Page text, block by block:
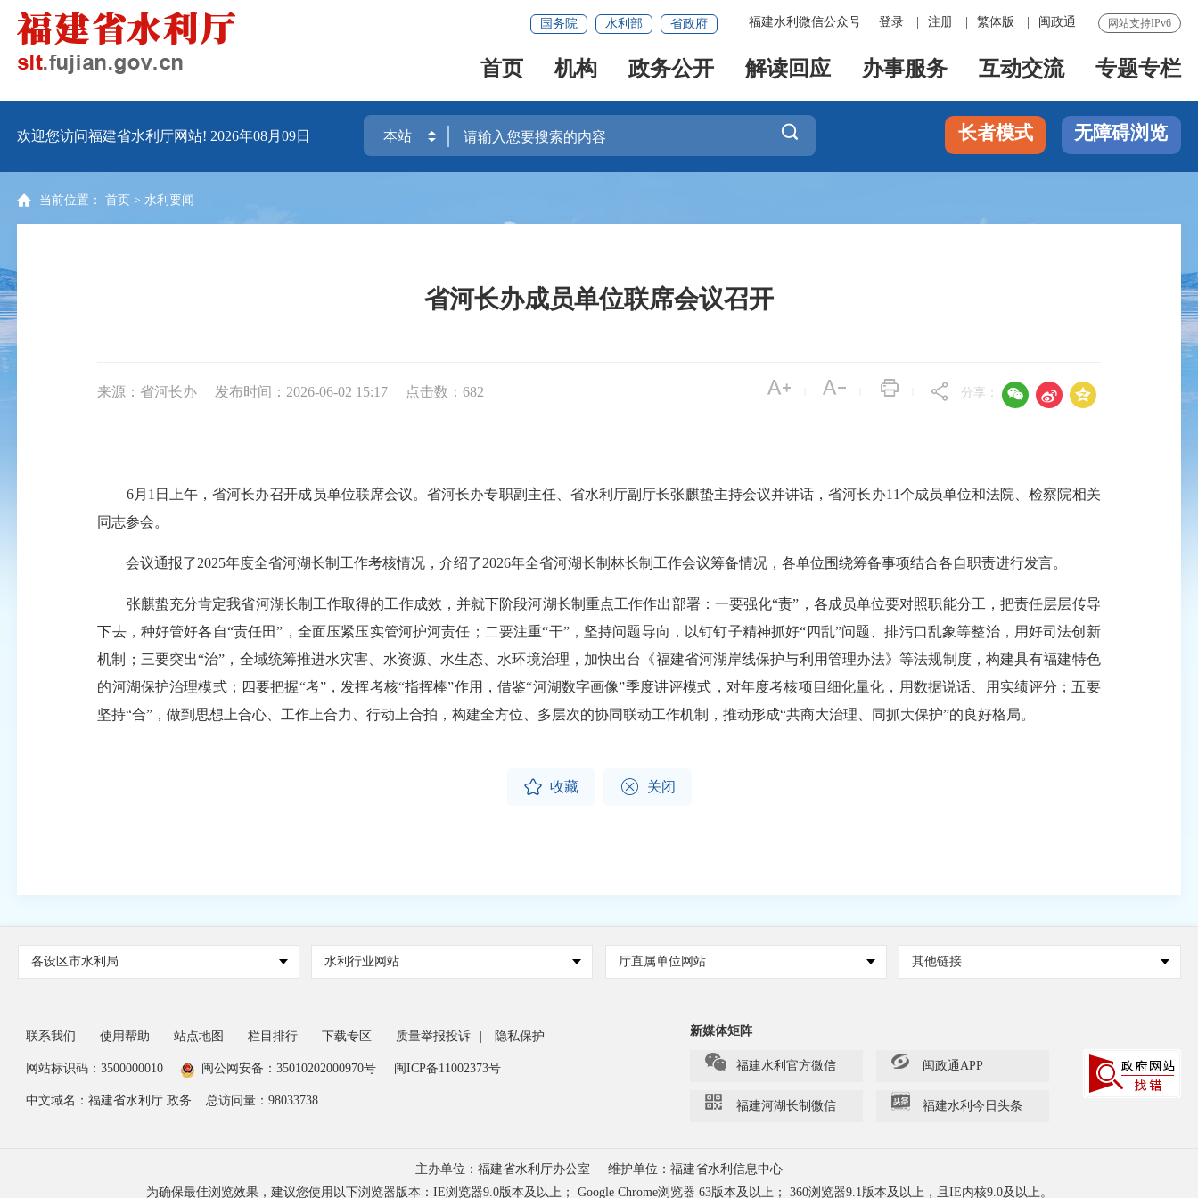
网站支持IPv6
福建水利微信公众号 登录 注册 繁体版 闽政通
国务院 水利部 省政府
首页 机构 政务公开 解读回应 办事服务 互动交流 专题专栏
欢迎您访问福建省水利厅网站! 2026年08月09日  长者模式 无障碍浏览
当前位置： 首页 >水利要闻
省河长办成员单位联席会议召开
来源：省河长办 发布时间：2026-06-02 15:17 点击数：682 分享：   
6月1日上午，省河长办召开成员单位联席会议。省河长办专职副主任、省水利厅副厅长张麒蛰主持会议并讲话，省河长办11个成员单位和法院、检察院相关
同志参会。
会议通报了2025年度全省河湖长制工作考核情况，介绍了2026年全省河湖长制林长制工作会议筹备情况，各单位围绕筹备事项结合各自职责进行发言。
张麒蛰充分肯定我省河湖长制工作取得的工作成效，并就下阶段河湖长制重点工作作出部署：一要强化“责”，各成员单位要对照职能分工，把责任层层传导
下去，种好管好各自“责任田”，全面压紧压实管河护河责任；二要注重“干”，坚持问题导向，以钉钉子精神抓好“四乱”问题、排污口乱象等整治，用好司法创新
机制；三要突出“治”，全域统筹推进水灾害、水资源、水生态、水环境治理，加快出台《福建省河湖岸线保护与利用管理办法》等法规制度，构建具有福建特色
的河湖保护治理模式；四要把握“考”，发挥考核“指挥棒”作用，借鉴“河湖数字画像”季度讲评模式，对年度考核项目细化量化，用数据说话、用实绩评分；五要
坚持“合”，做到思想上合心、工作上合力、行动上合拍，构建全方位、多层次的协同联动工作机制，推动形成“共商大治理、同抓大保护”的良好格局。
 收藏  关闭
各设区市水利局 水利行业网站 厅直属单位网站 其他链接
联系我们 使用帮助 站点地图 栏目排行 下载专区 质量举报投诉 隐私保护
网站标识码：3500000010 闽公网安备：35010202000970号 闽ICP备11002373号
中文域名：福建省水利厅.政务 总访问量：98033738
新媒体矩阵
福建水利官方微信 闽政通APP
福建河湖长制微信 福建水利今日头条
主办单位：福建省水利厅办公室
维护单位：福建省水利信息中心
为确保最佳浏览效果，建议您使用以下浏览器版本：IE浏览器9.0版本及以上； Google Chrome浏览器 63版本及以上； 360浏览器9.1版本及以上，且IE内核9.0及以上。